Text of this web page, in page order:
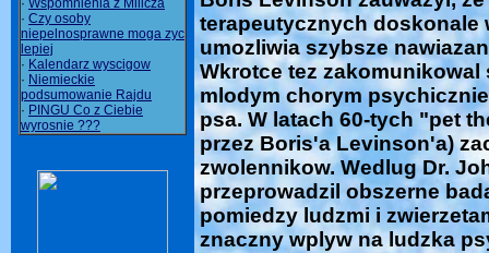
· Wspomnienia z Milicza
· Czy osoby
niepelnosprawne moga zyc
lepiej
· Kalendarz wyscigow
· Niemieckie
podsumowanie Rajdu
· PINGU Co z Ciebie
wyrosnie ???
terapeutycznych doskonale
umozliwia szybsze
Wkrotce tez
mlodym chorym
psa. W latach 60-tych "pet
przez Boris'a Levinson'a)
zwolennikow. Wedlug Dr.
przeprowadzil obszerne
pomiedzy ludzmi i
znaczny wplyw na ludzka